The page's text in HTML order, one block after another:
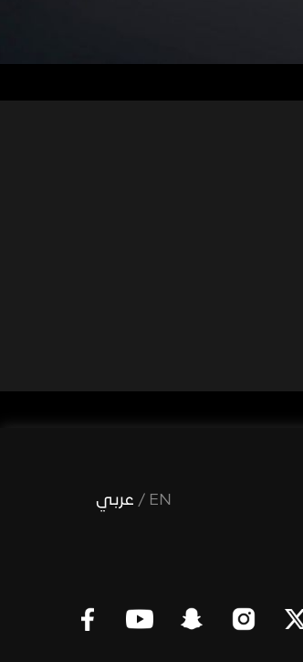
EN
/ عربي